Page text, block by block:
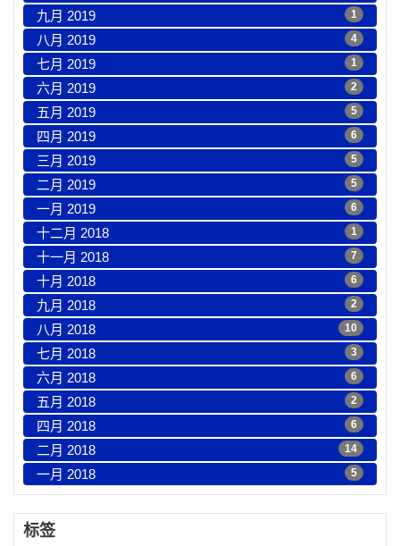
九月 2019 1
八月 2019 4
七月 2019 1
六月 2019 2
五月 2019 5
四月 2019 6
三月 2019 5
二月 2019 5
一月 2019 6
十二月 2018 1
十一月 2018 7
十月 2018 6
九月 2018 2
八月 2018 10
七月 2018 3
六月 2018 6
五月 2018 2
四月 2018 6
二月 2018 14
一月 2018 5
标签